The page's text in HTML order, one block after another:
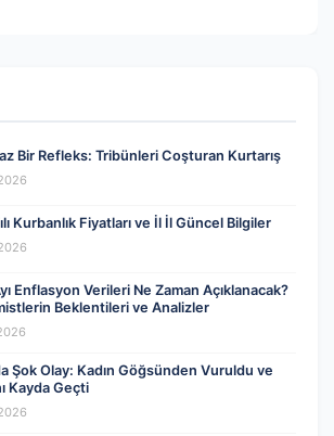
Bir Refleks: Tribünleri Coşturan Kurtarış
Kurbanlık Fiyatları ve İl İl Güncel Bilgiler
Enflasyon Verileri Ne Zaman Açıklanacak?
Beklentileri ve Analizler
Şok Olay: Kadın Göğsünden Vuruldu ve
Kayda Geçti